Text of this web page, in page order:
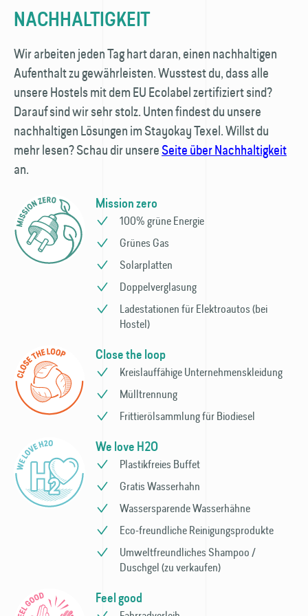
NACHHALTIGKEIT
Wir arbeiten jeden Tag hart daran, einen nachhaltigen
Aufenthalt zu gewährleisten. Wusstest du, dass alle
unsere Hostels mit dem EU Ecolabel zertifiziert sind?
Darauf sind wir sehr stolz. Unten findest du unsere
nachhaltigen Lösungen im Stayokay Texel. Willst du
mehr lesen? Schau dir unsereSeite über Nachhaltigkeit
an.
Mission zero
100% grüne Energie
Grünes Gas
Solarplatten
Doppelverglasung
Ladestationen für Elektro­autos (bei
Hostel)
Close the loop
Kreislauffähige Unternehmens­kleidung
Mülltrennung
Frittieröl­sammlung für Bio­diesel
We love H2O
Plastikfreies Buffet
Gratis Wasserhahn
Wassersparende Wasser­hähne
Eco-freundliche Reinigungs­produkte
Umweltfreundliches Shampoo /
Duschgel (zu verkaufen)
Feel good